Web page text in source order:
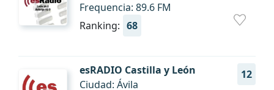
Frequencia: 89.6 FM
Ranking: 68
esRADIO Castilla y León 12
Ciudad: Ávila